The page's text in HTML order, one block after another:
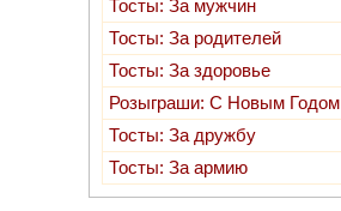
Тосты: За мужчин
Тосты: За родителей
Тосты: За здоровье
Розыграши: C Новым Годом
Тосты: За дружбу
Тосты: За армию